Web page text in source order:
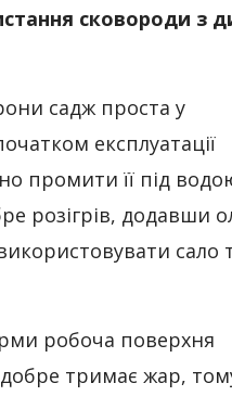
сковороди з
садж проста у
експлуатації
промити її під
розігрів, додавши
сало
робоча поверхня
тримає жар,